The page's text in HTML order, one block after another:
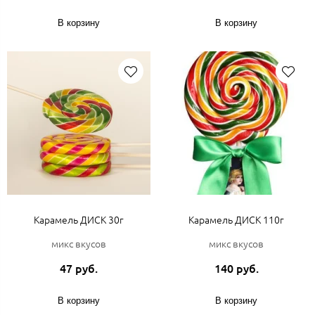
В корзину В корзину
Карамель ДИСК 30г
микс вкусов
47 руб.
В корзину
Карамель ДИСК 110г
микс вкусов
140 руб.
В корзину